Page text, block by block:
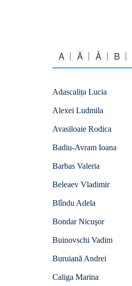
A Ă Â B
Adascalița Lucia
Alexei Ludmila
Avasiloaie Rodica
Badiu-Avram Ioana
Barbas Valeria
Beleaev Vladimir
Blîndu Adela
Bondar Nicuşor
Buinovschi Vadim
Buruiană Andrei
Caliga Marina